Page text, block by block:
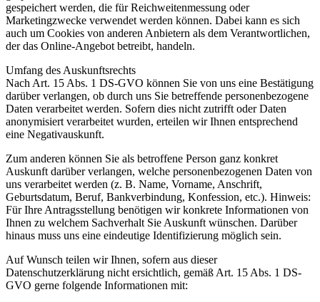
gespeichert werden, die für Reichweitenmessung oder
Marketingzwecke verwendet werden können. Dabei kann es sich
auch um Cookies von anderen Anbietern als dem Verantwortlichen,
der das Online-Angebot betreibt, handeln.
Umfang des Auskunftsrechts
Nach Art. 15 Abs. 1 DS-GVO können Sie von uns eine Bestätigung
darüber verlangen, ob durch uns Sie betreffende personenbezogene
Daten verarbeitet werden. Sofern dies nicht zutrifft oder Daten
anonymisiert verarbeitet wurden, erteilen wir Ihnen entsprechend
eine Negativauskunft.
Zum anderen können Sie als betroffene Person ganz konkret
Auskunft darüber verlangen, welche personenbezogenen Daten von
uns verarbeitet werden (z. B. Name, Vorname, Anschrift,
Geburtsdatum, Beruf, Bankverbindung, Konfession, etc.). Hinweis:
Für Ihre Antragsstellung benötigen wir konkrete Informationen von
Ihnen zu welchem Sachverhalt Sie Auskunft wünschen. Darüber
hinaus muss uns eine eindeutige Identifizierung möglich sein.
Auf Wunsch teilen wir Ihnen, sofern aus dieser
Datenschutzerklärung nicht ersichtlich, gemäß Art. 15 Abs. 1 DS-
GVO gerne folgende Informationen mit: